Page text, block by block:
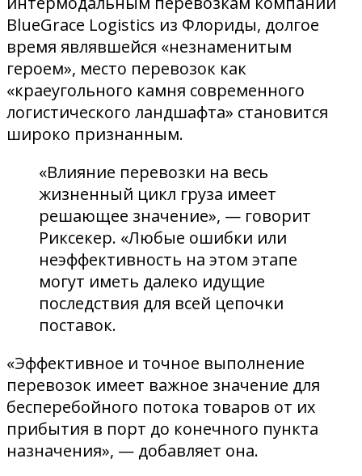
BlueGrace Logistics из Флориды, долгое
время являвшейся «незнаменитым
героем», место перевозок как
«краеугольного камня современного
логистического ландшафта» становится
широко признанным.
«Влияние перевозки на весь
жизненный цикл груза имеет
решающее значение», — говорит
Риксекер. «Любые ошибки или
неэффективность на этом этапе
могут иметь далеко идущие
последствия для всей цепочки
поставок.
«Эффективное и точное выполнение
перевозок имеет важное значение для
бесперебойного потока товаров от их
прибытия в порт до конечного пункта
назначения», — добавляет она.